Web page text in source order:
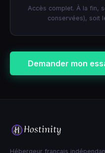
Accès complet. À la fin,
conservées), soit
Demander mon
Hébergeur français